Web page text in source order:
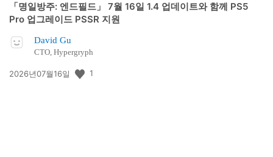
「명일방주: 엔드필드」 7월 16일 1.4 업데이트와 함께 PS5
Pro 업그레이드 PSSR 지원
David Gu
CTO, Hypergryph
공
2026년07월16일 1